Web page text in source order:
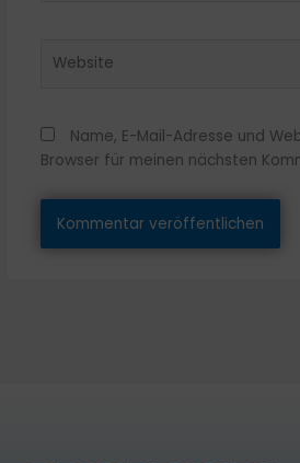
Name, E-Mail-Adresse und
Browser für meinen nächsten